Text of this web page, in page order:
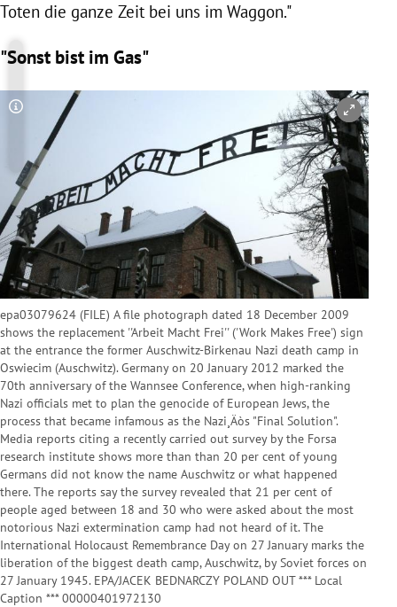
Toten die ganze Zeit bei uns im Waggon."
"Sonst bist im Gas"
Copyright-Hinweis öffnen/schließen
epa03079624 (FILE) A file photograph dated 18 December 2009
shows the replacement ''Arbeit Macht Frei'' ('Work Makes Free') sign
at the entrance the former Auschwitz-Birkenau Nazi death camp in
Oswiecim (Auschwitz). Germany on 20 January 2012 marked the
70th anniversary of the Wannsee Conference, when high-ranking
Nazi officials met to plan the genocide of European Jews, the
process that became infamous as the Nazi¸Äòs "Final Solution".
Media reports citing a recently carried out survey by the Forsa
research institute shows more than than 20 per cent of young
Germans did not know the name Auschwitz or what happened
there. The reports say the survey revealed that 21 per cent of
people aged between 18 and 30 who were asked about the most
notorious Nazi extermination camp had not heard of it. The
International Holocaust Remembrance Day on 27 January marks the
liberation of the biggest death camp, Auschwitz, by Soviet forces on
27 January 1945. EPA/JACEK BEDNARCZY POLAND OUT *** Local
Caption *** 00000401972130